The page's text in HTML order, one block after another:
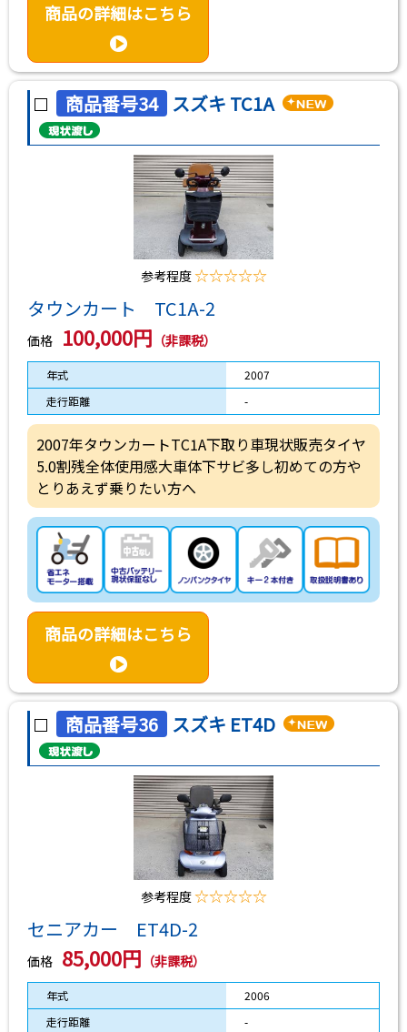
商品の詳細はこちら
商品番号34 スズキ TC1A
参考程度☆☆☆☆☆
タウンカート TC1A-2
価格 100,000円 （非課税）
年式
2007
走行距離
-
2007年タウンカートTC1A下取り車現状販売タイヤ
5.0割残全体使用感大車体下サビ多し初めての方や
とりあえず乗りたい方へ
商品の詳細はこちら
商品番号36 スズキ ET4D
参考程度☆☆☆☆☆
セニアカー ET4D-2
価格 85,000円 （非課税）
年式
2006
走行距離
-